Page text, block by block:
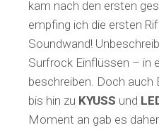
kam nach den ersten
empfing ich die ersten
Soundwand!
Surfrock Einflüssen – in
beschreiben. Doch auch
bis hin zu KYUSS und
Moment an gab es